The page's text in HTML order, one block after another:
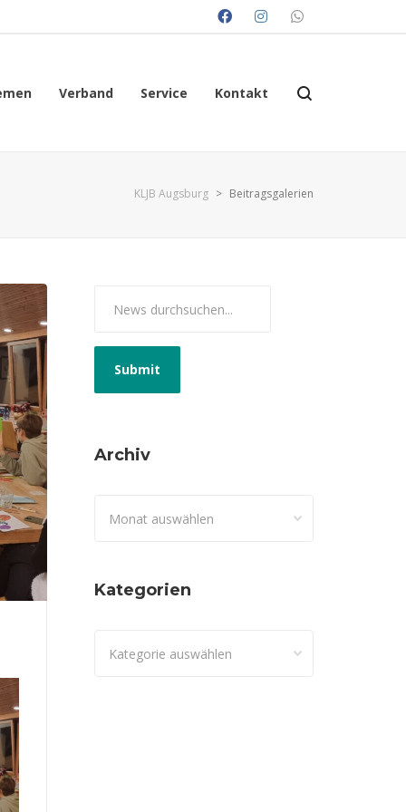
Verband Service Kontakt
KLJB Augsburg > Beitragsgalerien
Archiv
Kategorien